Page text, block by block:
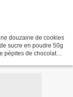
douzaine de cookies
sucre en poudre 50g
pépites de chocolat